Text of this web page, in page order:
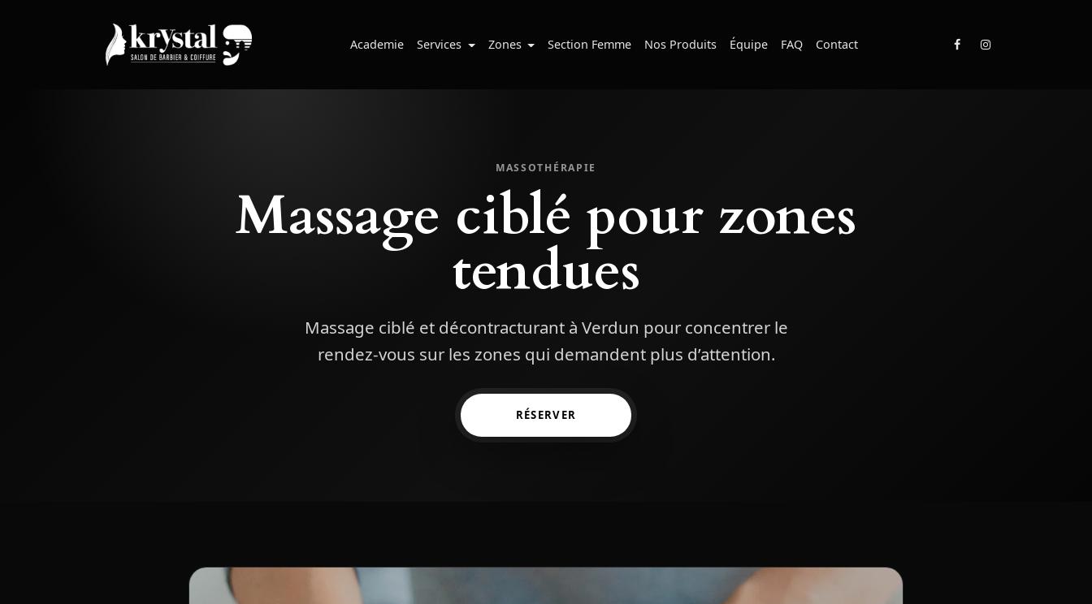
Academie Services Zones Section Femme Nos Produits Équipe FAQ Contact
MASSOTHÉRAPIE
Massage ciblé pour zones
tendues
Massage ciblé et décontracturant à Verdun pour concentrer le
rendez-vous sur les zones qui demandent plus d’attention.
RÉSERVER